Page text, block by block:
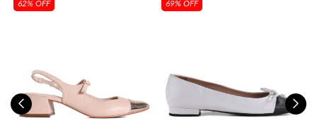
62% OFF 69% OFF